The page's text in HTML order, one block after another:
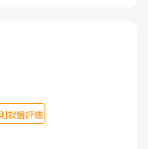
就醫評鑑